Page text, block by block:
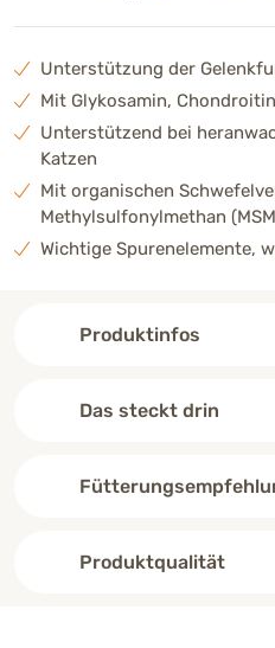
Unterstützung der
Mit Glykosamin,
Unterstützend bei
Katzen
Mit organischen
Methylsulfonylmethan
Wichtige Spurenelemente,
Produktinfos
Das steckt drin
Produktqualität